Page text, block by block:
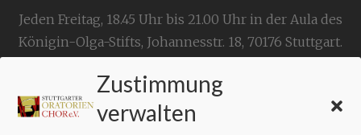
Zustimmung
verwalten
Jeden Freitag, 18.45 Uhr bis 21.00 Uhr in der Aula des
Königin-Olga-Stifts, Johannesstr. 18, 70176 Stuttgart.
KONTAKT
Geschäftsstelle: